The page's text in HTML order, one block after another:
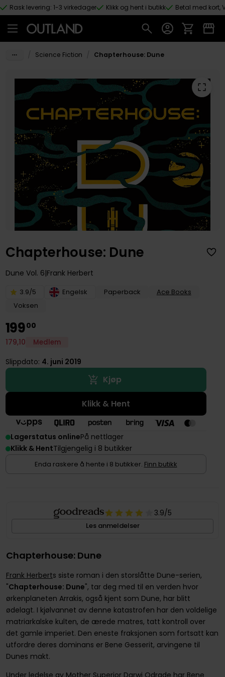
Hopp til hovedinnhold
Rask levering: 1-3 virkedager Klikk og hent i butikk Betal med kort,
Science Fiction Chapterhouse: Dune
Chapterhouse: Dune
Dune Vol. 6 Frank Herbert
3.9/5 Engelsk Paperback
Ace Books
Voksen
19900
179,10 Medlem
Slippdato: 4. juni 2019
Kjøp
Klikk & Hent
Lagerstatus onlinePå nettlager
Klikk & HentTilgjengelig i 8 butikker
Enda raskere å hente i 8 butikker. Finn butikk
3.9/5
Les anmeldelser
Chapterhouse: Dune
Frank Herberts siste roman i den storslåtte Dune-serien,
"Chapterhouse: Dune", tar deg med til en verden hvor
ørkenplaneten Arrakis, også kjent som Dune, har blitt
ødelagt. I kjølvannet av denne katastrofen har den voldelige
matriarkalske kulten, de ærede matres, tatt kontroll over
det gamle imperiet. Den eneste fraksjonen som fortsatt kan
utfordre deres dominans er Bene Gesserit, arvingene til
Dunes makt.
Under ledelse av Mother Superior Darwi Odrade har Bene